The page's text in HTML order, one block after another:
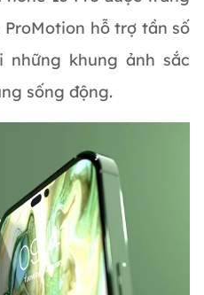
hỗ trợ tần số
những khung ảnh sắc
sống động.